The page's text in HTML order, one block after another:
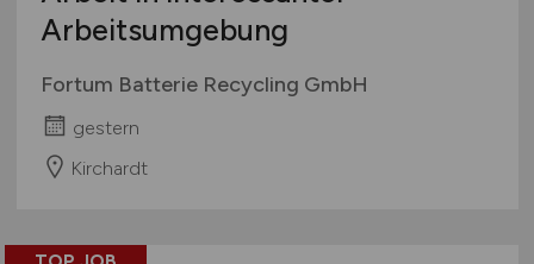
Arbeitsumgebung
Fortum Batterie Recycling GmbH
gestern
Kirchardt